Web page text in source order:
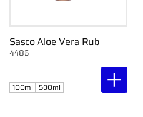
Sasco Aloe Vera Rub
4486
100ml 500ml